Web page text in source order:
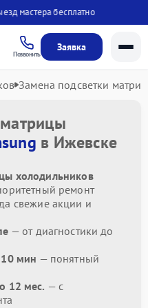
мастера бесплатно
Позвонить
Заявка
Замена подсветки
в Ижевске
холодильников
ремонт
свежие акции и
— от диагностики до
10 мин — понятный
12 мес. — с